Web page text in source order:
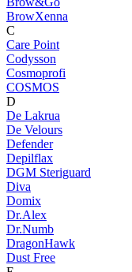
BrowXenna
C
Care Point
Codysson
Cosmoprofi
COSMOS
D
De Lakrua
De Velours
Defender
Depilflax
DGM Steriguard
Diva
Domix
Dr.Alex
Dr.Numb
DragonHawk
Dust Free